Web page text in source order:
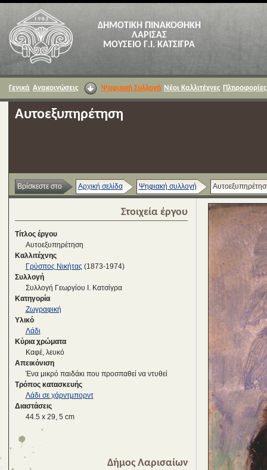
ΔΗΜΟΤΙΚΗ ΠΙΝΑΚΟΘΗΚΗ
ΛΑΡΙΣΑΣ
ΜΟΥΣΕΙΟ Γ.Ι. ΚΑΤΣΙΓΡΑ
Γενικά Ανακοινώσεις Ψηφιακή Συλλογή Νέοι Καλλιτέχνες Πληροφορίες
Αυτοεξυπηρέτηση
Βρίσκεστε στο Αρχική σελίδα Ψηφιακή συλλογή
Στοιχεία έργου
Τίτλος έργου
Αυτοεξυπηρέτηση
Καλλιτέχνης
Γρύσπος Νικήτας (1873-1974)
Συλλογή
Συλλογή Γεωργίου Ι. Κατσίγρα
Κατηγορία
Ζωγραφική
Υλικό
Λάδι
Κύρια χρώματα
Καφέ, λευκό
Απεικόνιση
Ένα μικρό παιδάκι που προσπαθεί να ντυθεί
Τρόπος κατασκευής
Λάδι σε χάρντμπορντ
Διαστάσεις
44.5 x 29, 5 cm
Δήμος Λαρισαίων